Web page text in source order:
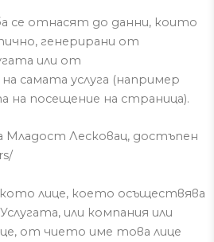
се отнасят до данни, които
генерирани от
или от
самата услуга (например
посещение на страница).
Младост Лесковац, достъпен
лице, което осъществява
или компания или
от чието име това лице